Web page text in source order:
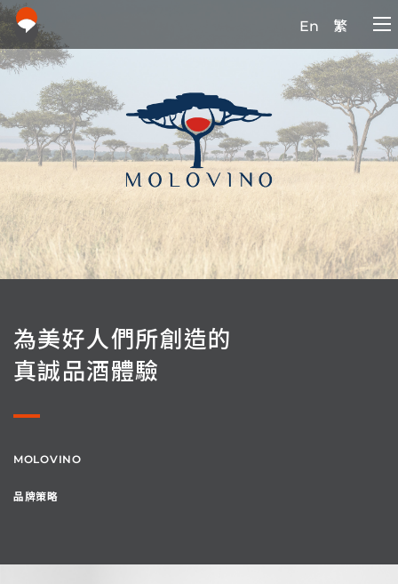
En 繁
為美好人們所創造的
真誠品酒體驗
MOLOVINO
品牌策略